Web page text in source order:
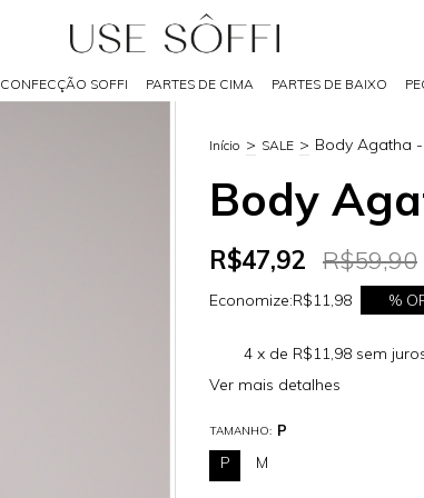
CONFECÇÃO SOFFI PARTES DE CIMA PARTES DE BAIXO
Início > SALE > Body Agatha
Body
R$47,92 R$59,90
Economize:R$11,98 %
4 x de R$11,98 sem
Ver mais detalhes
TAMANHO: P
P M